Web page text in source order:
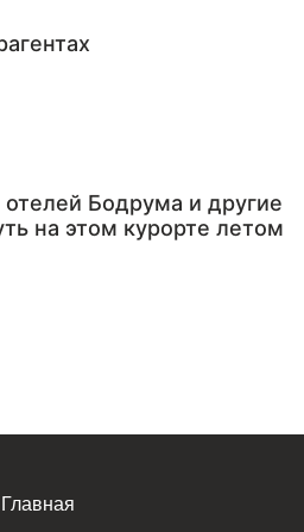
Бодрума и другие
на этом курорте летом
Главная